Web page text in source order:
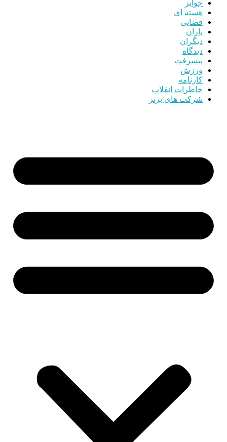
جوایز
هسته ای
قضایی
یاران
دیگران
دیدگاه
پیشرفت
ورزش
کارنامه
خاطرات انقلاب
شرکت های برتر